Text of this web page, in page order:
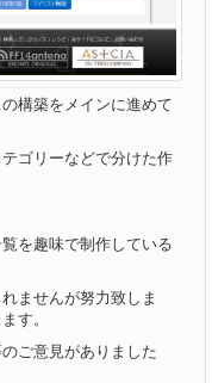
構築をメインに進めて
ゴリーなどで分けた作
を趣味で制作している
ませんが努力致しま
す。
ご意見がありました